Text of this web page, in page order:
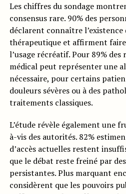
Les chiffres du sondage
consensus rare. 90% des
déclarent connaître l’existence
thérapeutique et affirment
l’usage récréatif. Pour 89%
médical peut représenter une
nécessaire, pour certains
douleurs sévères ou à des
traitements classiques.
L’étude révèle également une
à-vis des autorités. 82%
d’accès actuelles restent
que le débat reste freiné par
persistantes. Plus marquant
considèrent que les pouvoirs